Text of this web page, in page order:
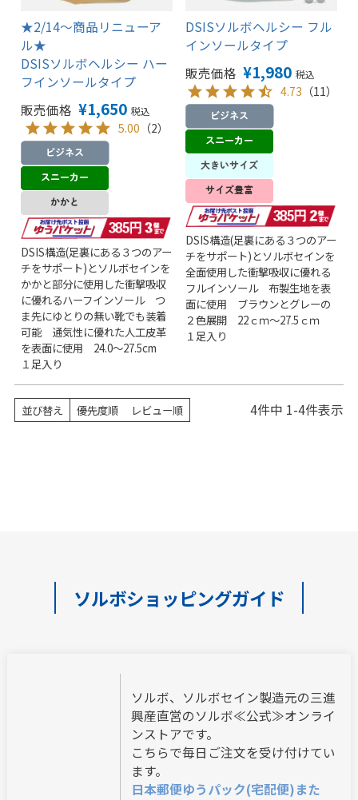
★2/14～商品リニューア
ル★
DSISソルボヘルシー ハー
フインソールタイプ
販売価格 ¥1,650 税込
5.00 （2）
DSIS構造(足裏にある３つのアー
チをサポート)とソルボセインを
かかと部分に使用した衝撃吸収
に優れるハーフインソール つ
ま先にゆとりの無い靴でも装着
可能 通気性に優れた人工皮革
を表面に使用 24.0～27.5cm
１足入り
DSISソルボヘルシー フル
インソールタイプ
販売価格 ¥1,980 税込
4.73 （11）
DSIS構造(足裏にある３つのアー
チをサポート)とソルボセインを
全面使用した衝撃吸収に優れる
フルインソール 布製生地を表
面に使用 ブラウンとグレーの
２色展開 22ｃｍ～27.5ｃｍ
１足入り
並び替え 優先度順 レビュー順 4件中 1-4件表示
ソルボショッピングガイド
ソルボ、ソルボセイン製造元の三進
興産直営のソルボ≪公式≫オンライ
ンストアです。
こちらで毎日ご注文を受け付けてい
ます。
日本郵便ゆうパック(宅配便)また